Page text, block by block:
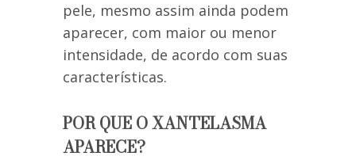
pele, mesmo assim ainda podem
aparecer, com maior ou menor
intensidade, de acordo com suas
características.
POR QUE O XANTELASMA
APARECE?